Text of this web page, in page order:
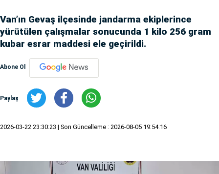
Van’ın Gevaş ilçesinde jandarma ekiplerince
yürütülen çalışmalar sonucunda 1 kilo 256 gram
kubar esrar maddesi ele geçirildi.
Abone Ol
Paylaş
2026-03-22 23:30:23 | Son Güncelleme : 2026-08-05 19:54:16